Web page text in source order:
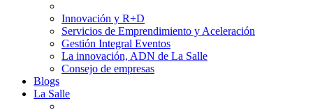
Innovación y R+D
Servicios de Emprendimiento y Aceleración
Gestión Integral Eventos
La innovación, ADN de La Salle
Consejo de empresas
Blogs
La Salle